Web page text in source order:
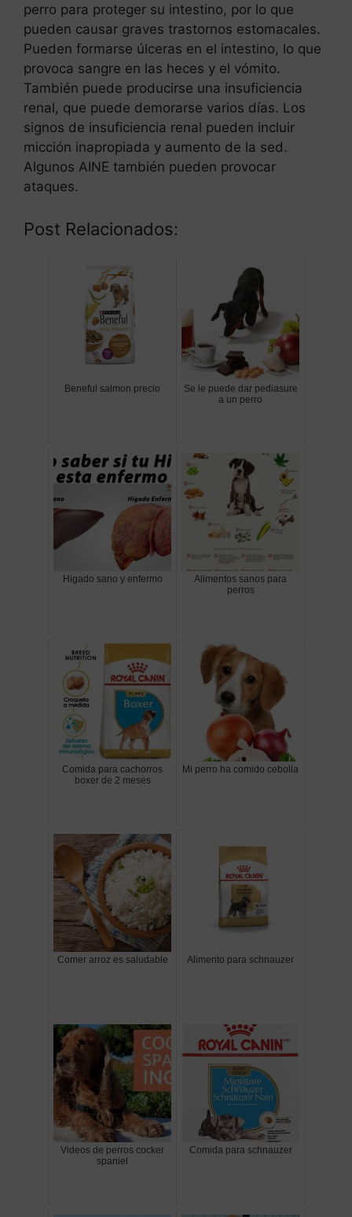
perro para proteger su intestino, por lo que
pueden causar graves trastornos estomacales.
Pueden formarse úlceras en el intestino, lo que
provoca sangre en las heces y el vómito.
También puede producirse una insuficiencia
renal, que puede demorarse varios días. Los
signos de insuficiencia renal pueden incluir
micción inapropiada y aumento de la sed.
Algunos AINE también pueden provocar
ataques.
Post Relacionados:
Beneful salmon precio
Se le puede dar pediasure
a un perro
Higado sano y enfermo
Alimentos sanos para
perros
Comida para cachorros
boxer de 2 meses
Mi perro ha comido cebolla
Comer arroz es saludable Alimento para schnauzer
Videos de perros cocker
spaniel
Comida para schnauzer